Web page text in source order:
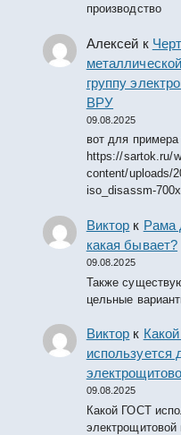
производство
Алексей к
группу
ВРУ
09.08.2025
вот для примера
https://sartok.ru/
content/uploads/
iso_disassm-
Виктор к Рама
какая бывает?
09.08.2025
Также
цельные
Виктор к
используется
09.08.2025
Какой ГОСТ
электрощитовой